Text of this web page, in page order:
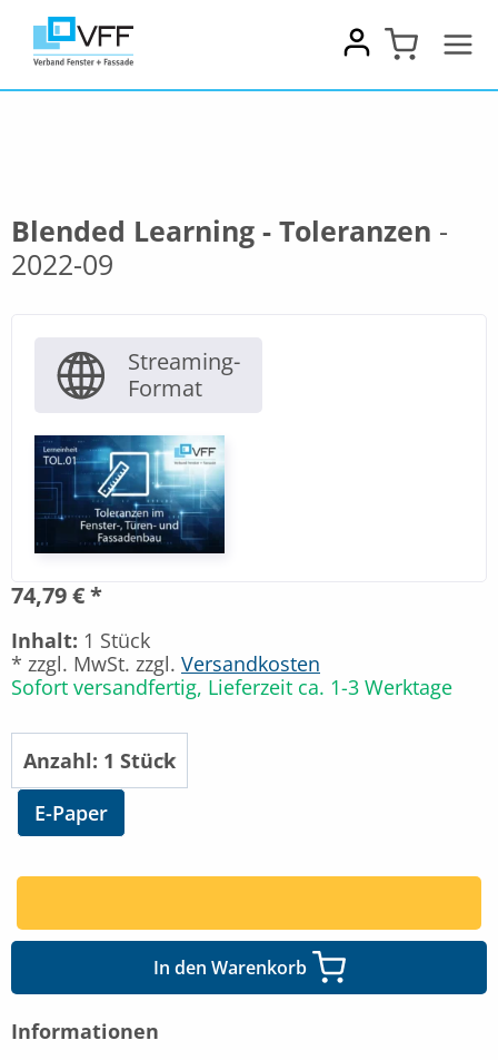
Inhalt
springen
Blended Learning - Toleranzen -
2022-09
Streaming-
Format
74,79 € *
Inhalt: 1 Stück
* zzgl. MwSt. zzgl. Versandkosten
Sofort versandfertig, Lieferzeit ca. 1-3 Werktage
E-Paper
In den Warenkorb
Informationen